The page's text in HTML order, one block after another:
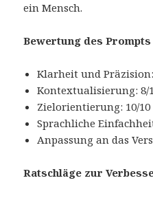
ein Mensch.
Bewertung des
Klarheit und
Kontextualisierung: 8/
Zielorientierung: 10/10
Sprachliche
Anpassung an das
Ratschläge zur